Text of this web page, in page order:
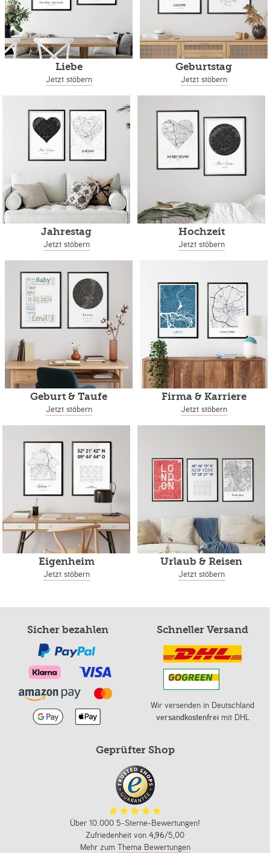
Liebe
Jetzt stöbern
Geburtstag
Jetzt stöbern
Jahrestag
Jetzt stöbern
Hochzeit
Jetzt stöbern
Geburt & Taufe
Jetzt stöbern
Firma & Karriere
Jetzt stöbern
Eigenheim
Jetzt stöbern
Urlaub & Reisen
Jetzt stöbern
Sicher bezahlen Schneller Versand
Wir versenden in Deutschland
versandkostenfreimit DHL
Geprüfter Shop
Über 10.000 5-Sterne-Bewertungen!
Zufriedenheit von 4,96/5,00
Mehr zum Thema Bewertungen